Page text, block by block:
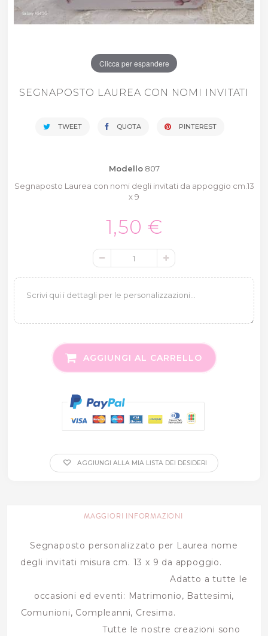
Clicca per espandere
SEGNAPOSTO LAUREA CON NOMI INVITATI
TWEET QUOTA PINTEREST
Modello 807
Segnaposto Laurea con nomi degli invitati da appoggio cm.13
x 9
1,50 €
AGGIUNGI AL CARRELLO
AGGIUNGI ALLA MIA LISTA DEI DESIDERI
MAGGIORI INFORMAZIONI
Segnaposto personalizzato per Laurea nome
degli invitati misura cm. 13 x 9 da appoggio.
Adatto a tutte le
occasioni ed eventi: Matrimonio, Battesimi,
Comunioni, Compleanni, Cresima.
Tutte le nostre creazioni sono